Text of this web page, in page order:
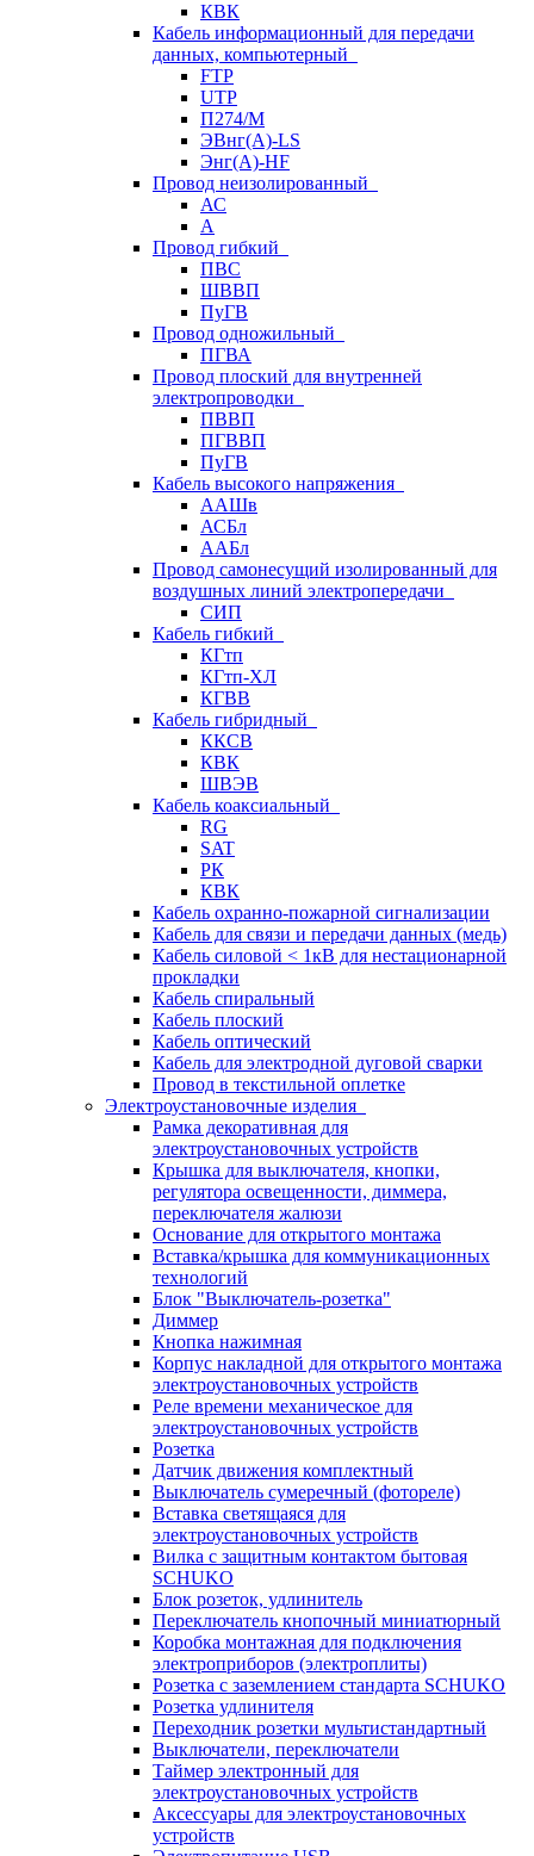
КВК
Кабель информационный для передачи
данных, компьютерный
FTP
UTP
П274/М
ЭВнг(А)-LS
Энг(А)-HF
Провод неизолированный
АС
А
Провод гибкий
ПВС
ШВВП
ПуГВ
Провод одножильный
ПГВА
Провод плоский для внутренней
электропроводки
ПВВП
ПГВВП
ПуГВ
Кабель высокого напряжения
ААШв
АСБл
ААБл
Провод самонесущий изолированный для
воздушных линий электропередачи
СИП
Кабель гибкий
КГтп
КГтп-ХЛ
КГВВ
Кабель гибридный
ККСВ
КВК
ШВЭВ
Кабель коаксиальный
RG
SAT
РК
КВК
Кабель охранно-пожарной сигнализации
Кабель для связи и передачи данных (медь)
Кабель силовой < 1кВ для нестационарной
прокладки
Кабель спиральный
Кабель плоский
Кабель оптический
Кабель для электродной дуговой сварки
Провод в текстильной оплетке
Электроустановочные изделия
Рамка декоративная для
электроустановочных устройств
Крышка для выключателя, кнопки,
регулятора освещенности, диммера,
переключателя жалюзи
Основание для открытого монтажа
Вставка/крышка для коммуникационных
технологий
Блок "Выключатель-розетка"
Диммер
Кнопка нажимная
Корпус накладной для открытого монтажа
электроустановочных устройств
Реле времени механическое для
электроустановочных устройств
Розетка
Датчик движения комплектный
Выключатель сумеречный (фотореле)
Вставка светящаяся для
электроустановочных устройств
Вилка с защитным контактом бытовая
SCHUKO
Блок розеток, удлинитель
Переключатель кнопочный миниатюрный
Коробка монтажная для подключения
электроприборов (электроплиты)
Розетка с заземлением стандарта SCHUKO
Розетка удлинителя
Переходник розетки мультистандартный
Выключатели, переключатели
Таймер электронный для
электроустановочных устройств
Аксессуары для электроустановочных
устройств